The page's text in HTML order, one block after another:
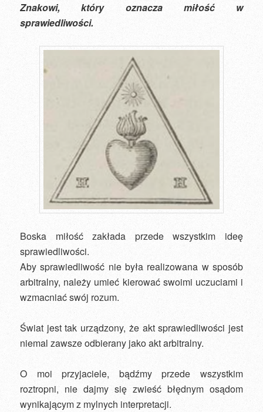
Znakowi, który oznacza miłość w
sprawiedliwości.
Boska miłość zakłada przede wszystkim ideę
sprawiedliwości.
Aby sprawiedliwość nie była realizowana w sposób
arbitralny, należy umieć kierować swoimi uczuciami i
wzmacniać swój rozum.
Świat jest tak urządzony, że akt sprawiedliwości jest
niemal zawsze odbierany jako akt arbitralny.
O moi przyjaciele, bądźmy przede wszystkim
roztropni, nie dajmy się zwieść błędnym osądom
wynikającym z mylnych interpretacji.